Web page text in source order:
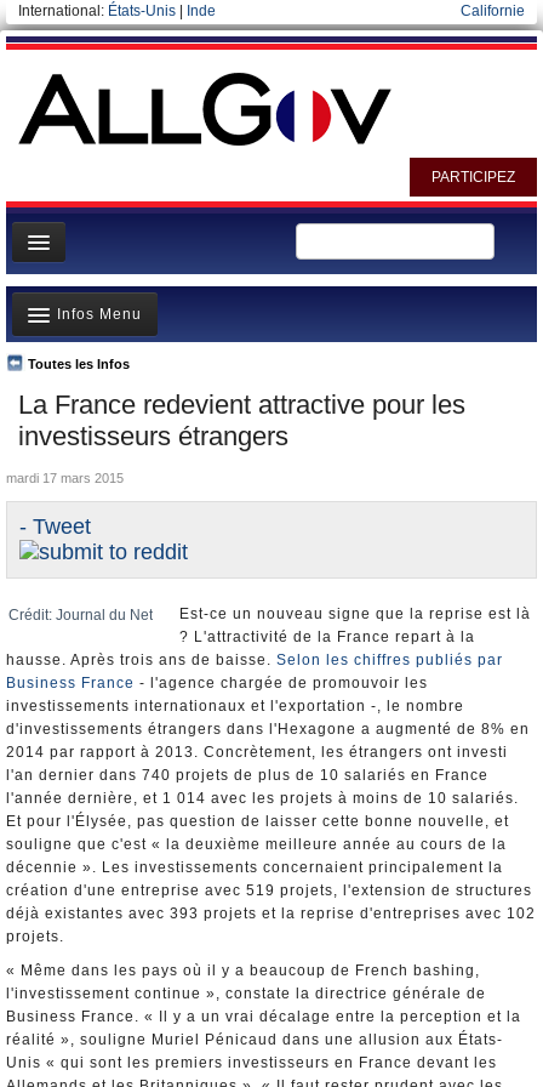
International: États-Unis Inde Californie
PARTICIPEZ
Page d'accueil
Infos
Gouvernement
Ministères/Directions
Blog
Elections européennes
La France redevient attractive pour les
investisseurs étrangers
Toutes les Infos
Infos Menu
A la Une
Polémiques
La France et le Monde
Nominations et Démissions
Elections européennes
Infos insolites
- Tweet
mardi 17 mars 2015
Crédit: Journal du Net
Est-ce un nouveau signe que la reprise est là
? L'attractivité de la France repart à la
hausse. Après trois ans de baisse. Selon les chiffres publiés par
Business France - l'agence chargée de promouvoir les
investissements internationaux et l'exportation -, le nombre
d'investissements étrangers dans l'Hexagone a augmenté de 8% en
2014 par rapport à 2013. Concrètement, les étrangers ont investi
l'an dernier dans 740 projets de plus de 10 salariés en France
l'année dernière, et 1 014 avec les projets à moins de 10 salariés.
Et pour l'Élysée, pas question de laisser cette bonne nouvelle, et
souligne que c'est « la deuxième meilleure année au cours de la
décennie ». Les investissements concernaient principalement la
création d'une entreprise avec 519 projets, l'extension de structures
déjà existantes avec 393 projets et la reprise d'entreprises avec 102
projets.
« Même dans les pays où il y a beaucoup de French bashing,
l'investissement continue », constate la directrice générale de
Business France. « Il y a un vrai décalage entre la perception et la
réalité », souligne Muriel Pénicaud dans une allusion aux États-
Unis « qui sont les premiers investisseurs en France devant les